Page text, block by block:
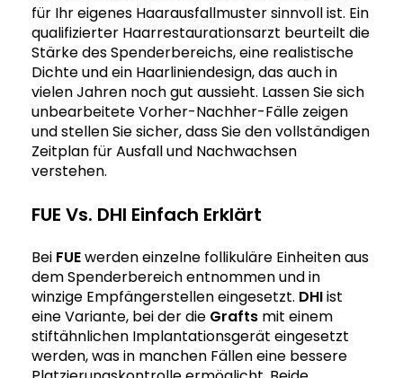
für Ihr eigenes Haarausfallmuster sinnvoll ist. Ein
qualifizierter Haarrestaurationsarzt beurteilt die
Stärke des Spenderbereichs, eine realistische
Dichte und ein Haarliniendesign, das auch in
vielen Jahren noch gut aussieht. Lassen Sie sich
unbearbeitete Vorher-Nachher-Fälle zeigen
und stellen Sie sicher, dass Sie den vollständigen
Zeitplan für Ausfall und Nachwachsen
verstehen.
FUE Vs. DHI Einfach Erklärt
Bei FUEwerden einzelne follikuläre Einheiten aus
dem Spenderbereich entnommen und in
winzige Empfängerstellen eingesetzt. DHIist
eine Variante, bei der die Grafts mit einem
stiftähnlichen Implantationsgerät eingesetzt
werden, was in manchen Fällen eine bessere